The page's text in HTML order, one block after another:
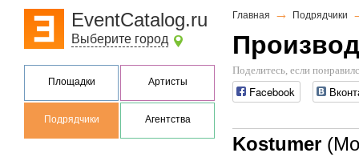
EventCatalog.ru
Выберите город
Площадки Артисты
Подрядчики Агентства
Главная → Подрядчики
Поделитесь, если
Facebook
Kostumer